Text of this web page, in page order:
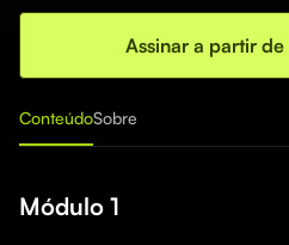
Assinar a partir
ConteúdoSobre
Módulo 1